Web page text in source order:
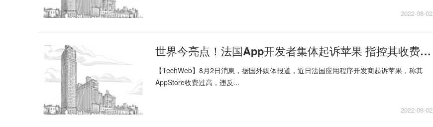
2022-08-02
世界今亮点！法国App开发者集体起诉苹果 指控其收费过高
【TechWeb】8月2日消息，据国外媒体报道，近日法国应用程序开发商起诉苹果，称其
AppStore收费过高，违反...
2022-08-02